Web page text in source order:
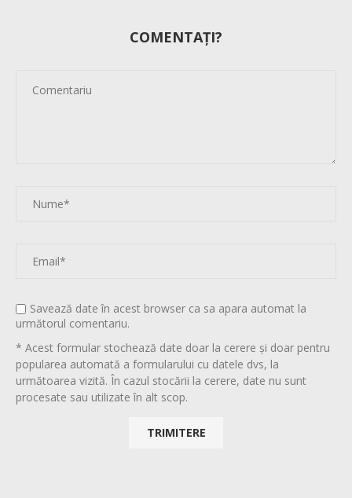
COMENTAȚI?
Savează date în acest browser ca sa apara automat la
următorul comentariu.
* Acest formular stochează date doar la cerere și doar pentru
popularea automată a formularului cu datele dvs, la
următoarea vizită. În cazul stocării la cerere, date nu sunt
procesate sau utilizate în alt scop.